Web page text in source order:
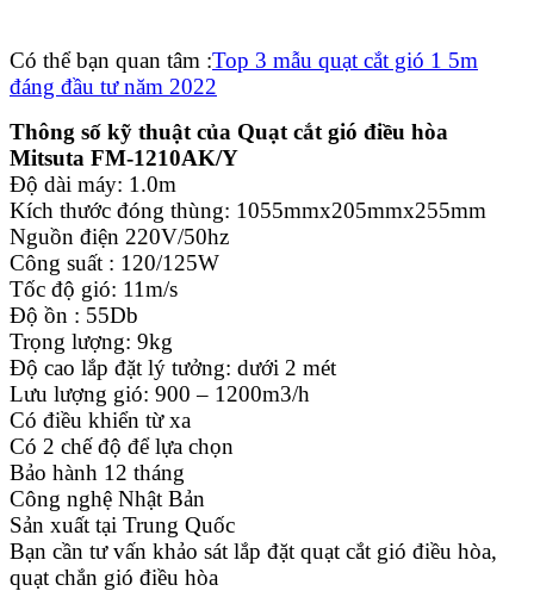
Có thể bạn quan tâm :Top 3 mẫu quạt cắt gió 1 5m
đáng đầu tư năm 2022
Thông số kỹ thuật của Quạt cắt gió điều hòa
Mitsuta FM-1210AK/Y
Độ dài máy: 1.0m
Kích thước đóng thùng: 1055mmx205mmx255mm
Nguồn điện 220V/50hz
Công suất : 120/125W
Tốc độ gió: 11m/s
Độ ồn : 55Db
Trọng lượng: 9kg
Độ cao lắp đặt lý tưởng: dưới 2 mét
Lưu lượng gió: 900 – 1200m3/h
Có điều khiển từ xa
Có 2 chế độ để lựa chọn
Bảo hành 12 tháng
Công nghệ Nhật Bản
Sản xuất tại Trung Quốc
Bạn cần tư vấn khảo sát lắp đặt quạt cắt gió điều hòa,
quạt chắn gió điều hòa